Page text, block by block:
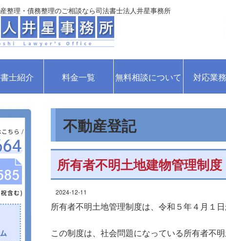
整理・債務整理のご相談なら司法書士法人井星事務所
士紹介 料金一覧 無料相談について 対応業
不動産登記
所有者不明土地建物管理制度
2024-12-11
所有者不明土地管理制度は、令和５年４月１
この制度は、社会問題になっている所有者不